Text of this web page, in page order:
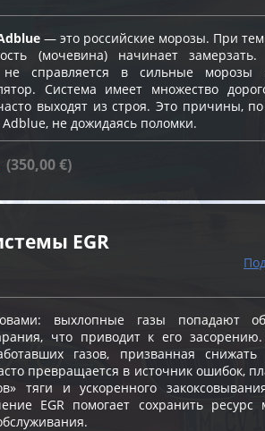
— это российские морозы. При
(мочевина) начинает замерзать.
не справляется в сильные
Система имеет множество
выходят из строя. Это причины,
не дожидаясь поломки.
(350,00 €)
EGR
выхлопные газы попадают
что приводит к его
газов, призванная
превращается в источник ошибок,
тяги и ускоренного
EGR помогает сохранить ресурс